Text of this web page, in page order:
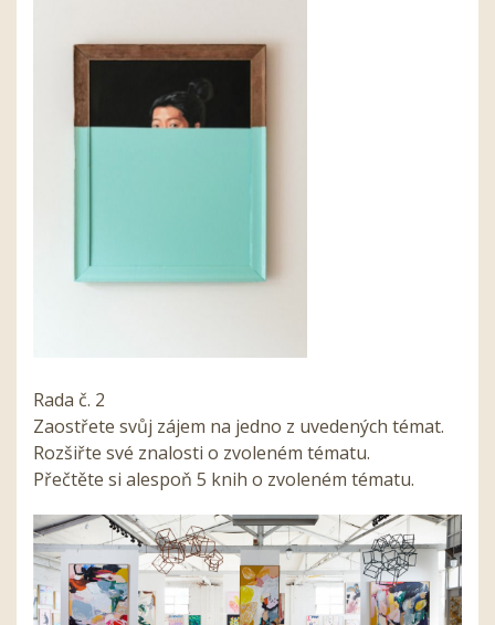
Rada č. 2
Zaostřete svůj zájem na jedno z uvedených témat.
Rozšiřte své znalosti o zvoleném tématu.
Přečtěte si alespoň 5 knih o zvoleném tématu.